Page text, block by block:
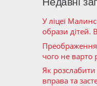
У ліцеї
образи дітей.
чого не варто
Як
вправа та